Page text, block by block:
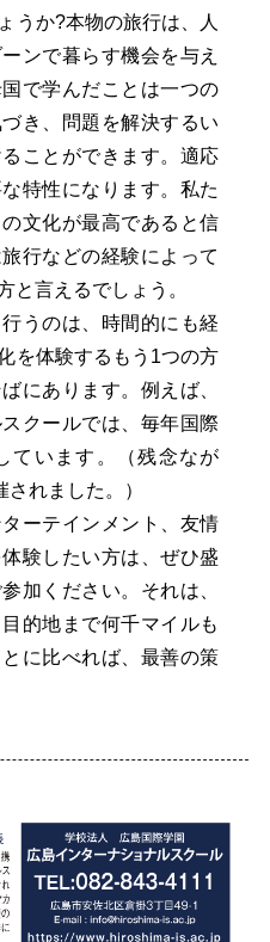
うか?本物の旅行は、人
ンで暮らす機会を与え
で学んだことは一つの
き、問題を解決するい
ことができます。適応
特性になります。私た
文化が最高であると信
行などの経験によって
と言えるでしょう。
うのは、時間的にも経
を体験するもう1つの方
にあります。例えば、
クールでは、毎年国際
ています。（残念なが
れました。）
ーテインメント、友情
験したい方は、ぜひ盛
加ください。それは、
的地まで何千マイルも
に比べれば、最善の策